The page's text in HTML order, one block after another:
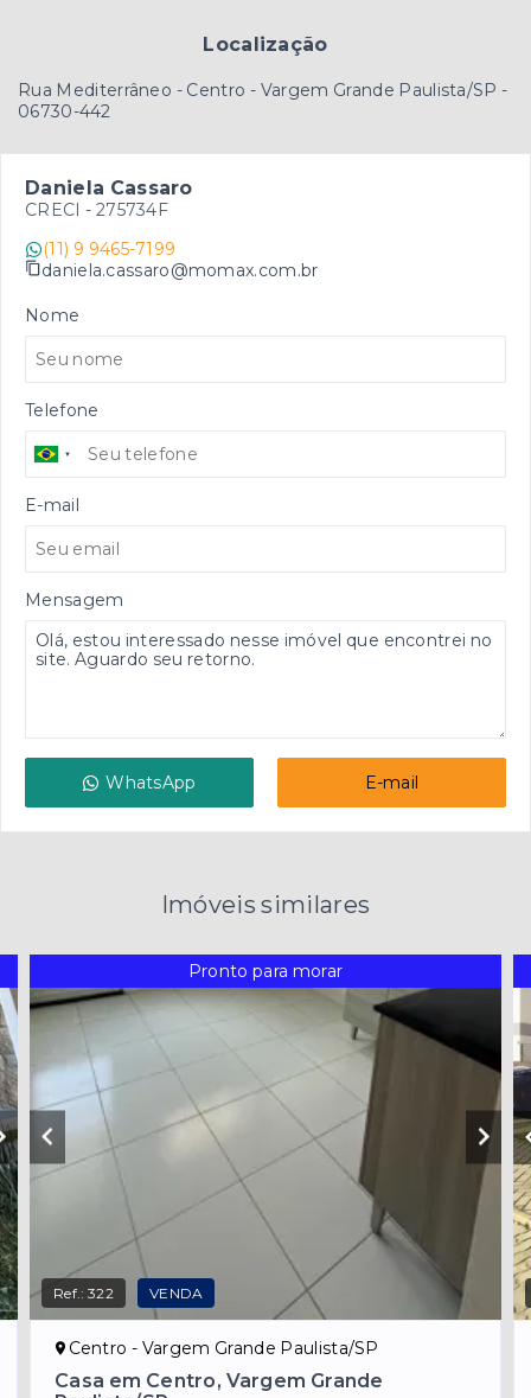
Localização
Rua Mediterrâneo - Centro - Vargem Grande Paulista/SP -
06730-442
Daniela Cassaro
CRECI - 275734F
(11) 9 9465-7199
daniela.cassaro@momax.com.br
Nome
Telefone
E-mail
Mensagem
WhatsApp E-mail
Imóveis similares
Pronto para morar
Ref.:322 VENDA
Centro - Vargem Grande Paulista/SP
Casa em Centro, Vargem Grande